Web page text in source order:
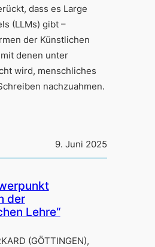
dass es Large
(LLMs) gibt –
der Künstlichen
denen unter
wird, menschliches
nachzuahmen.
9. Juni 2025
der
Lehre“
(GÖTTINGEN),